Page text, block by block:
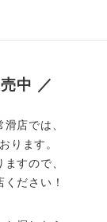
中 ／
店では、
ります。
すので、
ださい！